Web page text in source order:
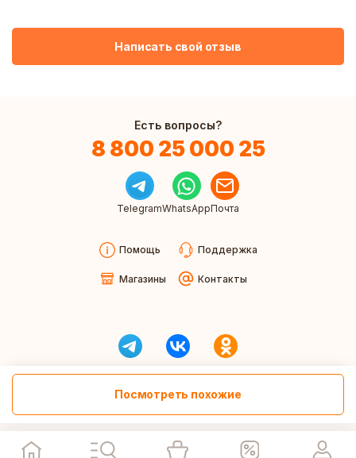
Посмотреть похожие
Написать свой отзыв
Есть вопросы?
8 800 25 000 25
TelegramWhatsAppПочта
Помощь Поддержка
Магазины Контакты